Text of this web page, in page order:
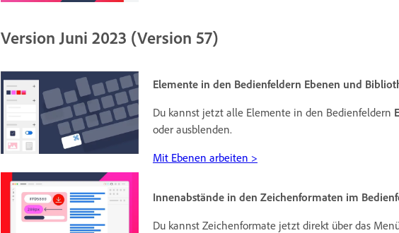
Version Juni 2023 (Version 57)
Elemente in den Bedienfeldern Ebenen und
Du kannst jetzt alle Elemente in den Bedienfeldern
oder ausblenden.
Mit Ebenen arbeiten >
Innenabstände in den Zeichenformaten im
Du kannst Zeichenformate jetzt direkt über das